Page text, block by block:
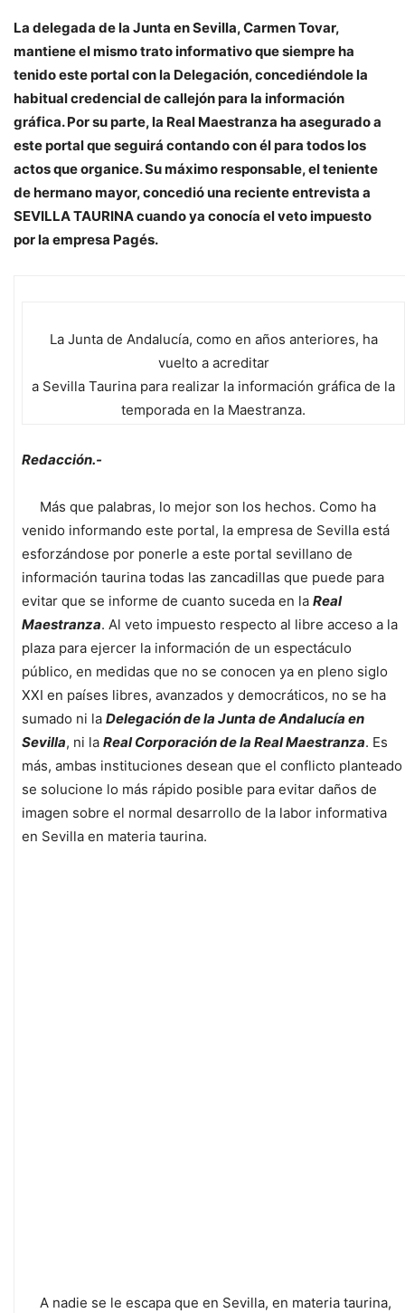
La delegada de la Junta en Sevilla, Carmen Tovar,
mantiene el mismo trato informativo que siempre ha
tenido este portal con la Delegación, concediéndole la
habitual credencial de callejón para la información
gráfica. Por su parte, la Real Maestranza ha asegurado a
este portal que seguirá contando con él para todos los
actos que organice. Su máximo responsable, el teniente
de hermano mayor, concedió una reciente entrevista a
SEVILLA TAURINA cuando ya conocía el veto impuesto
por la empresa Pagés.
La Junta de Andalucía, como en años anteriores, ha
vuelto a acreditar
a Sevilla Taurina para realizar la información gráfica de la
temporada en la Maestranza.
Redacción.-
Más que palabras, lo mejor son los hechos. Como ha
venido informando este portal, la empresa de Sevilla está
esforzándose por ponerle a este portal sevillano de
información taurina todas las zancadillas que puede para
evitar que se informe de cuanto suceda en la Real
Maestranza. Al veto impuesto respecto al libre acceso a la
plaza para ejercer la información de un espectáculo
público, en medidas que no se conocen ya en pleno siglo
XXI en países libres, avanzados y democráticos, no se ha
sumado ni la Delegación de la Junta de Andalucía en
Sevilla, ni la Real Corporación de la Real Maestranza. Es
más, ambas instituciones desean que el conflicto planteado
se solucione lo más rápido posible para evitar daños de
imagen sobre el normal desarrollo de la labor informativa
en Sevilla en materia taurina.
A nadie se le escapa que en Sevilla, en materia taurina,